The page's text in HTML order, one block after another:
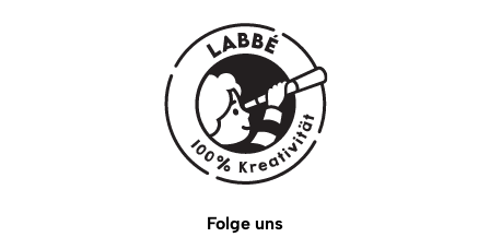
Folge uns